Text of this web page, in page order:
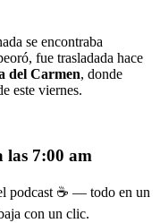
se encontraba
fue trasladada hace
del Carmen, donde
este viernes.
las 7:00 am
podcast ☕ — todo en un
con un clic.